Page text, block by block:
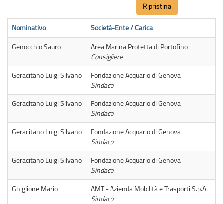
Ripristina
Nominativo
Società-Ente / Carica
Genocchio Sauro
Area Marina Protetta di Portofino
Consigliere
Geracitano Luigi Silvano
Fondazione Acquario di Genova
Sindaco
Geracitano Luigi Silvano
Fondazione Acquario di Genova
Sindaco
Geracitano Luigi Silvano
Fondazione Acquario di Genova
Sindaco
Geracitano Luigi Silvano
Fondazione Acquario di Genova
Sindaco
Ghiglione Mario
AMT - Azienda Mobilità e Trasporti S.p.A.
Sindaco